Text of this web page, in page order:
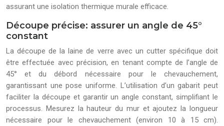
assurant une isolation thermique murale efficace.
Découpe précise: assurer un angle de 45°
constant
La découpe de la laine de verre avec un cutter spécifique doit
être effectuée avec précision, en tenant compte de l’angle de
45° et du débord nécessaire pour le chevauchement,
garantissant une pose uniforme. L’utilisation d’un gabarit peut
faciliter la découpe et garantir un angle constant, simplifiant le
processus. Mesurez la hauteur du mur et ajoutez la longueur
nécessaire pour le chevauchement (environ 10 à 15 cm).